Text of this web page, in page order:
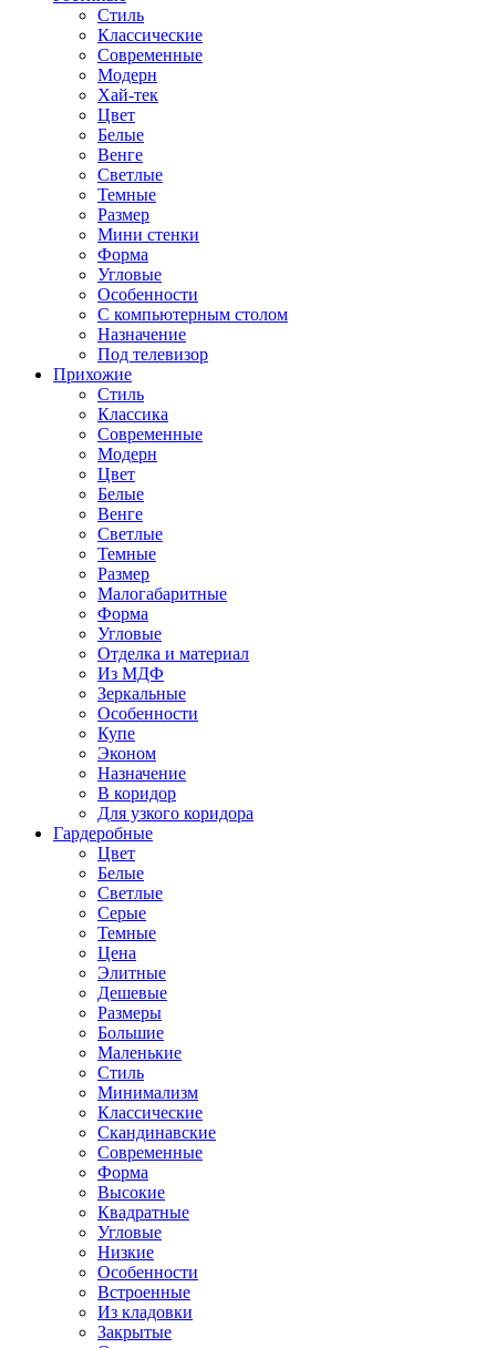
Стиль
Классические
Современные
Модерн
Хай-тек
Цвет
Белые
Венге
Светлые
Темные
Размер
Мини стенки
Форма
Угловые
Особенности
С компьютерным столом
Назначение
Под телевизор
Прихожие
Стиль
Классика
Современные
Модерн
Цвет
Белые
Венге
Светлые
Темные
Размер
Малогабаритные
Форма
Угловые
Отделка и материал
Из МДФ
Зеркальные
Особенности
Купе
Эконом
Назначение
В коридор
Для узкого коридора
Гардеробные
Цвет
Белые
Светлые
Серые
Темные
Цена
Элитные
Дешевые
Размеры
Большие
Маленькие
Стиль
Минимализм
Классические
Скандинавские
Современные
Форма
Высокие
Квадратные
Угловые
Низкие
Особенности
Встроенные
Из кладовки
Закрытые